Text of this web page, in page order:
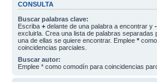
CONSULTA
Buscar palabras clave:
Escriba + delante de una palabra a encontrar y -
excluirla. Crea una lista de palabras separadas
una de ellas se quiere encontrar. Emplee *
coincidencias parciales.
Buscar autor:
Emplee * como comodín para coincidencias